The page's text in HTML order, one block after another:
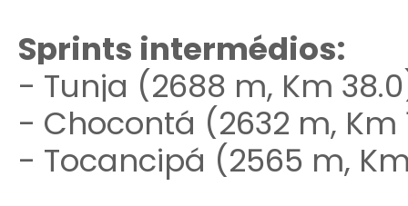
Sprints intermédios:
- Tunja (2688 m, Km
- Chocontá (2632 m, Km
- Tocancipá (2565 m,